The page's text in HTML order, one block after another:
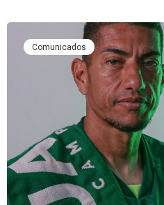
Comunicados